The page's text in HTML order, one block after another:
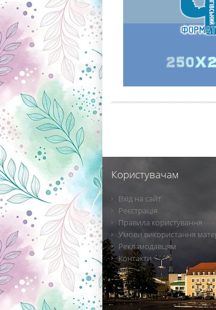
Користувачам
Вхід на сайт
Реєстрація
Правила користування
Умови використання
Рекламодавцям
Контакти